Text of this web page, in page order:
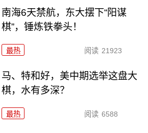
南海6天禁航，东大摆下“阳谋
棋”，锤炼铁拳头！
最热 阅读 21923
马、特和好，美中期选举这盘大
棋，水有多深？
最热 阅读 6588